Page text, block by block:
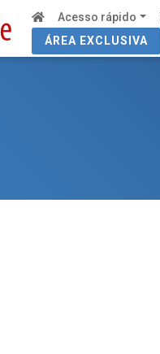
Acesso rápido
ÁREA EXCLUSIVA